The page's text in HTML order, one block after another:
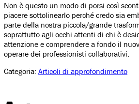
Non è questo un modo di porsi così
piacere sottolinearlo perché credo sia
parte della nostra piccola/grande
soprattutto agli occhi attenti di chi è
attenzione e comprendere a fondo il
operare dei professionisti collaborativi.
Categoria: Articoli di approfondimento